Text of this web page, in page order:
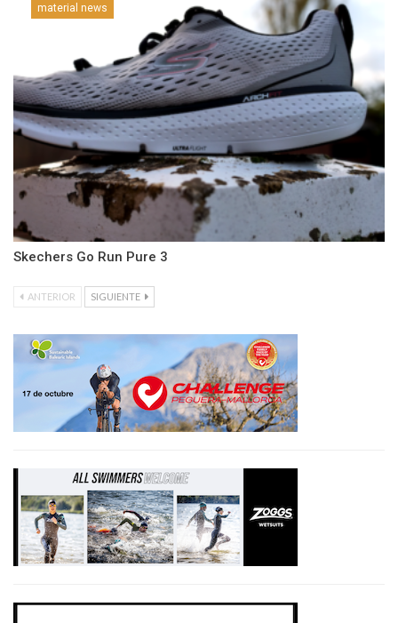
material news
Skechers Go Run Pure 3
ANTERIOR SIGUIENTE